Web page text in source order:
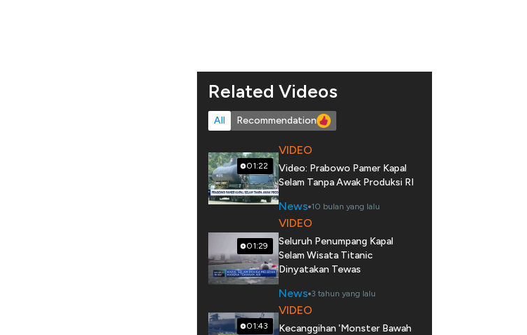
Related Videos
All Recommendation
01:22
VIDEO
Video: Prabowo Pamer Kapal
Selam Tanpa Awak Produksi RI
News 10 bulan yang lalu
01:29
VIDEO
Seluruh Penumpang Kapal
Selam Wisata Titanic
Dinyatakan Tewas
News 3 tahun yang lalu
01:43
VIDEO
Kecanggihan 'Monster Bawah